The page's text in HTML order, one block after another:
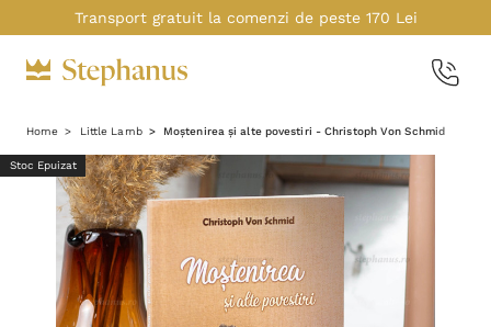
Transport gratuit la comenzi de peste 170 Lei
Home Little Lamb Moștenirea și alte povestiri - Christoph Von Schmid
Stoc Epuizat